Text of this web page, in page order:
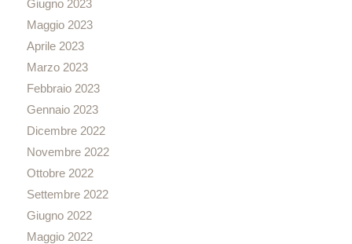
Giugno 2023
Maggio 2023
Aprile 2023
Marzo 2023
Febbraio 2023
Gennaio 2023
Dicembre 2022
Novembre 2022
Ottobre 2022
Settembre 2022
Giugno 2022
Maggio 2022